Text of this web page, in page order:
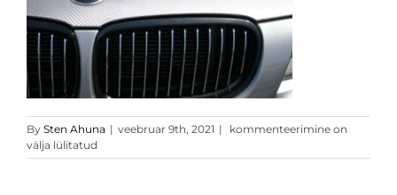
By Sten Ahuna | veebruar 9th, 2021 |
Hele
3D
kommenteerimine on
välja lülitatud